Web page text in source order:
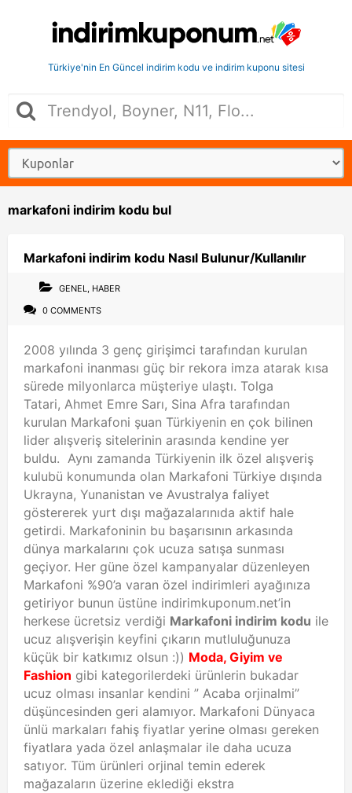
Türkiye'nin En Güncel indirim kodu ve indirim kuponu sitesi
markafoni indirim kodu bul
Markafoni indirim kodu Nasıl Bulunur/Kullanılır
GENEL, HABER
0 COMMENTS
2008 yılında 3 genç girişimci tarafından kurulan
markafoni inanması güç bir rekora imza atarak kısa
sürede milyonlarca müşteriye ulaştı. Tolga
Tatari, Ahmet Emre Sarı, Sina Afra tarafından
kurulan Markafoni şuan Türkiyenin en çok bilinen
lider alışveriş sitelerinin arasında kendine yer
buldu. Aynı zamanda Türkiyenin ilk özel alışveriş
kulubü konumunda olan Markafoni Türkiye dışında
Ukrayna, Yunanistan ve Avustralya faliyet
göstererek yurt dışı mağazalarınıda aktif hale
getirdi. Markafoninin bu başarısının arkasında
dünya markalarını çok ucuza satışa sunması
geçiyor. Her güne özel kampanyalar düzenleyen
Markafoni %90’a varan özel indirimleri ayağınıza
getiriyor bunun üstüne indirimkuponum.net’in
herkese ücretsiz verdiği Markafoni indirim kodu ile
ucuz alışverişin keyfini çıkarın mutluluğunuza
küçük bir katkımız olsun :)) Moda, Giyim ve
Fashion gibi kategorilerdeki ürünlerin bukadar
ucuz olması insanlar kendini ” Acaba orjinalmi”
düşüncesinden geri alamıyor. Markafoni Dünyaca
ünlü markaları fahiş fiyatlar yerine olması gereken
fiyatlara yada özel anlaşmalar ile daha ucuza
satıyor. Tüm ürünleri orjinal temin ederek
mağazaların üzerine eklediği ekstra